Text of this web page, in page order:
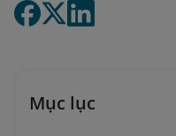
Mục lục